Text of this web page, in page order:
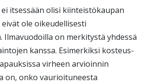
itsessään olisi kiinteistökaupan
ole oikeudellisesti
Ilmavuodoilla on merkitystä yhdessä
kanssa. Esimerkiksi kosteus-
virheen arvioinnin
on, onko vaurioituneesta